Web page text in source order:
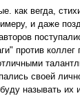
как вегда,
и даже
против коллег
своей
называть их